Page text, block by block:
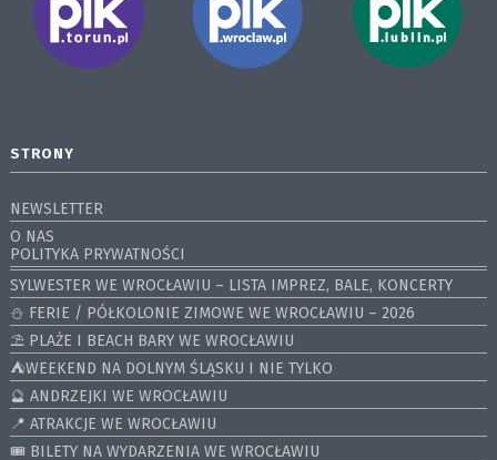
STRONY
NEWSLETTER
O NAS
POLITYKA PRYWATNOŚCI
SYLWESTER WE WROCŁAWIU – LISTA IMPREZ, BALE, KONCERTY
⛄️ FERIE / PÓŁKOLONIE ZIMOWE WE WROCŁAWIU – 2026
⛱️ PLAŻE I BEACH BARY WE WROCŁAWIU
⛺️WEEKEND NA DOLNYM ŚLĄSKU I NIE TYLKO
🔮 ANDRZEJKI WE WROCŁAWIU
📍 ATRAKCJE WE WROCŁAWIU
🎟️ BILETY NA WYDARZENIA WE WROCŁAWIU